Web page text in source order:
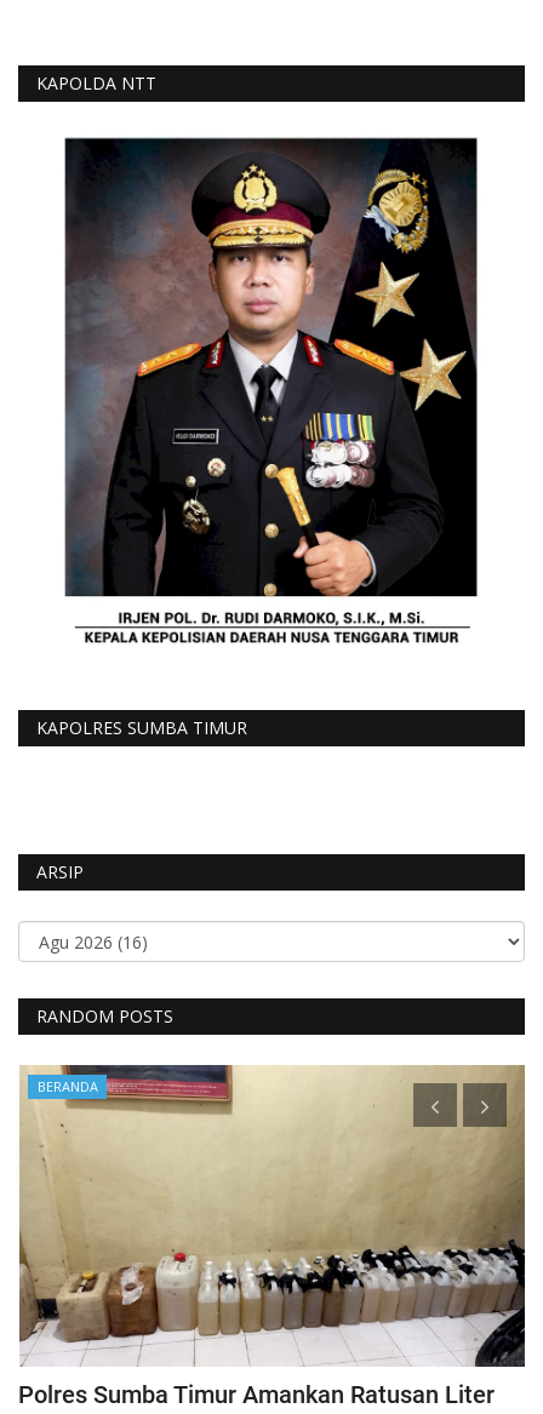
KAPOLDA NTT
KAPOLRES SUMBA TIMUR
ARSIP
RANDOM POSTS
BERANDA
Polres Sumba Timur Amankan Ratusan Liter